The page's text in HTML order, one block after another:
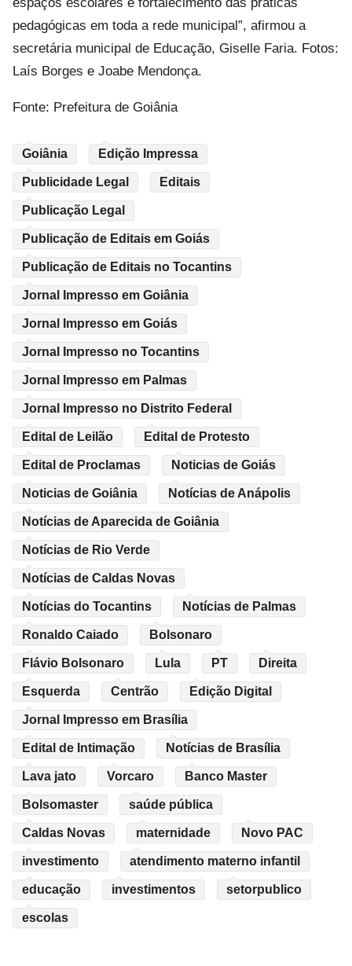
pedagógicas em toda a rede municipal”, afirmou a
secretária municipal de Educação, Giselle Faria. Fotos:
Laís Borges e Joabe Mendonça.
Fonte: Prefeitura de Goiânia
Goiânia Edição Impressa
Publicidade Legal Editais
Publicação Legal
Publicação de Editais em Goiás
Publicação de Editais no Tocantins
Jornal Impresso em Goiânia
Jornal Impresso em Goiás
Jornal Impresso no Tocantins
Jornal Impresso em Palmas
Jornal Impresso no Distrito Federal
Edital de Leilão Edital de Protesto
Edital de Proclamas Noticias de Goiás
Noticias de Goiânia Notícias de Anápolis
Notícias de Aparecida de Goiânia
Notícias de Rio Verde
Notícias de Caldas Novas
Notícias do Tocantins Notícias de Palmas
Ronaldo Caiado Bolsonaro
Flávio Bolsonaro Lula PT Direita
Esquerda Centrão Edição Digital
Jornal Impresso em Brasília
Edital de Intimação Notícias de Brasília
Lava jato Vorcaro Banco Master
Bolsomaster saúde pública
Caldas Novas maternidade Novo PAC
investimento atendimento materno infantil
educação investimentos setorpublico
escolas